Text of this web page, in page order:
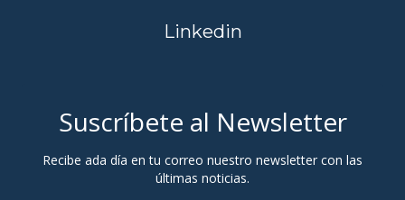
Linkedin
Suscríbete al Newsletter
Recibe ada día en tu correo nuestro newsletter con las
últimas noticias.